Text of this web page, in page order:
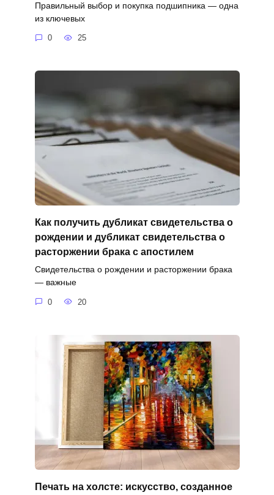
Правильный выбор и покупка подшипника — одна
из ключевых
0 25
Как получить дубликат свидетельства о
рождении и дубликат свидетельства о
расторжении брака с апостилем
Свидетельства о рождении и расторжении брака
— важные
0 20
Печать на холсте: искусство, созданное